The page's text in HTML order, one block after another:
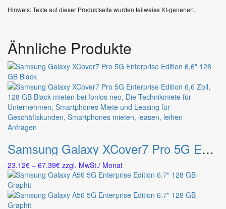
Hinweis: Texte auf dieser Produktseite wurden teilweise KI-generiert.
Ähnliche Produkte
Anfragen
weist
mehrere
Varianten
auf.
Optionen
Samsung Galaxy XCover7 Pro 5G Enterprise Edition 6,6″ 128 GB Black
23.12€ – 67.39€Preisspanne:
23.12€
bis
67.39€
zzgl. MwSt./ Monat